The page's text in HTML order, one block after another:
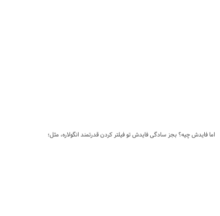
اما فایدش چیه؟ بجز سادگی فایدش تو فیلتر کردن قدرتمند انگولاره، مثل؛